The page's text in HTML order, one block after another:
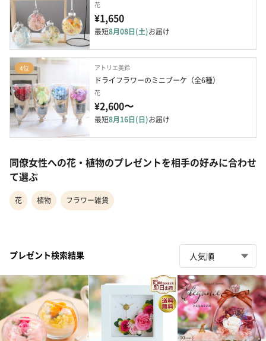
花
¥1,650
最短8月08日(土)お届け
4位 アトリエ美鈴
ドライフラワーのミニブーケ（全6種）
花
¥2,600〜
最短8月16日(日)お届け
同僚女性への花・植物のプレゼントを相手の好みに合わせ
て選ぶ
花 植物 フラワー雑貨
プレゼント検索結果